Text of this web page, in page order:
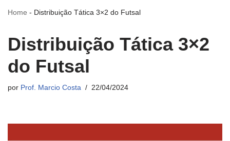
Home - Distribuição Tática 3×2 do Futsal
Distribuição Tática 3×2
do Futsal
por Prof. Marcio Costa 22/04/2024